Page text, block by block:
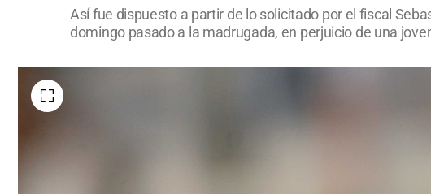
Así fue dispuesto a partir de lo solicitado por el fiscal
domingo pasado a la madrugada, en perjuicio de una